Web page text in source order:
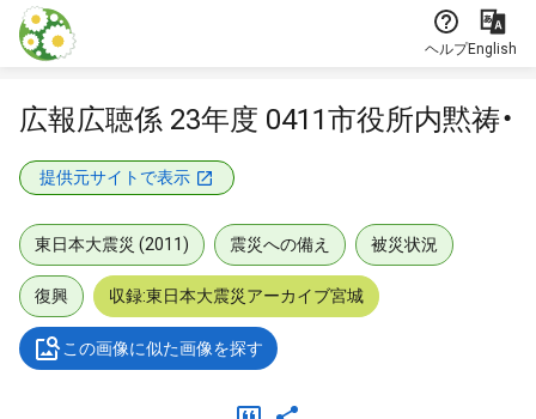
本文に飛ぶ
ヘルプEnglish
広報広聴係 23年度 0411市役所内黙祷・
提供元サイトで表示
東日本大震災 (2011) 震災への備え 被災状況
復興 収録:東日本大震災アーカイブ宮城
この画像に似た画像を探す